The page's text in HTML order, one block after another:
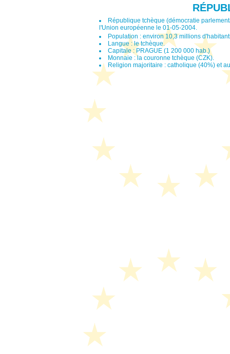
République tchèque (démocratie
l'Union européenne le 01-05-2004.
Population : environ 10,3 millions
Langue : le tchèque.
Capitale : PRAGUE (1 200 000 hab.)
Monnaie : la couronne tchèque (CZK).
Religion majoritaire : catholique (40%) et